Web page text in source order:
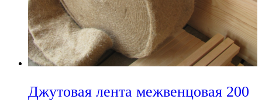
Джутовая лента межвенцовая 200